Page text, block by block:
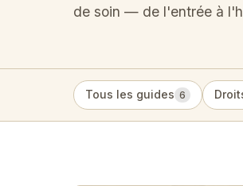
de soin — de l'entrée à
Tous les guides 6